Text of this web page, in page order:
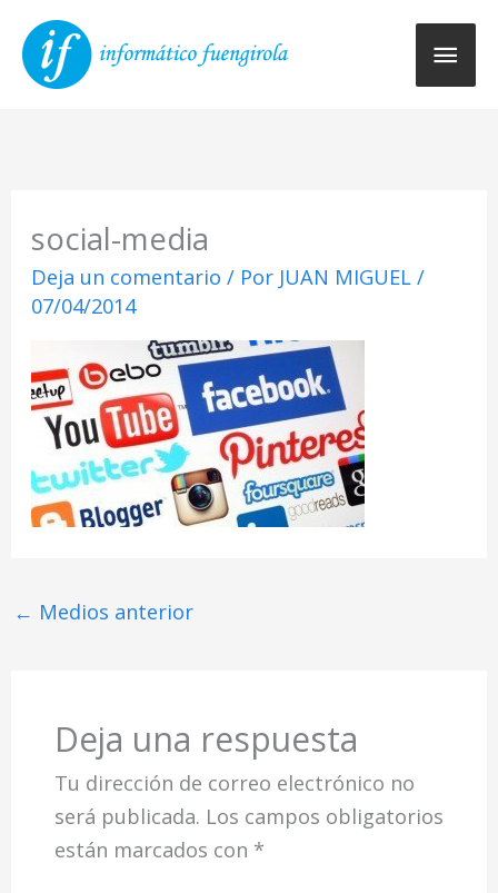
contenido
social-media
Deja un comentario / Por JUAN MIGUEL/
07/04/2014
← Medios anterior
Deja una respuesta
Tu dirección de correo electrónico no
será publicada. Los campos obligatorios
están marcados con *